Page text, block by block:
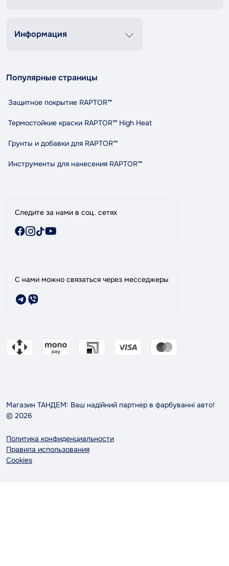
Сб-Вс 9:00-18:00
Информация
Доставка и оплата
Политика конфиденциальности
Правила и условия пользования
Индикативный расход RAPTOR
Бренды
Популярные страницы
Защитное покрытие RAPTOR™
Термостойкие краски RAPTOR™ High Heat
Грунты и добавки для RAPTOR™
Инструменты для нанесения RAPTOR™
Следите за нами в соц. сетях
С нами можно связаться через месседжеры
Магазин ТАНДЕМ: Ваш надійний партнер в фарбуванні авто!
© 2026
Политика конфиденциальности
Правила использования
Cookies